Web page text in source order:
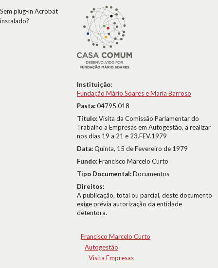
Instituição:
Fundação Mário Soares e Maria Barroso
Pasta:04795.018
Título:Visita da Comissão Parlamentar do
Trabalho a Empresas em Autogestão, a realizar
nos dias 19 a 21 e 23.FEV.1979
Data:Quinta, 15 de Fevereiro de 1979
Fundo:Francisco Marcelo Curto
Tipo Documental:Documentos
Direitos:
A publicação, total ou parcial, deste documento
exige prévia autorização da entidade
detentora.
Francisco Marcelo Curto
Autogestão
Visita Empresas
Sem plug-in Acrobat
instalado?